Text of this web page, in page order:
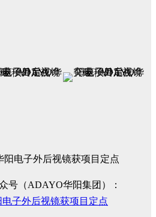
号（ADAYO华阳集团）：
子外后视镜获项目定点